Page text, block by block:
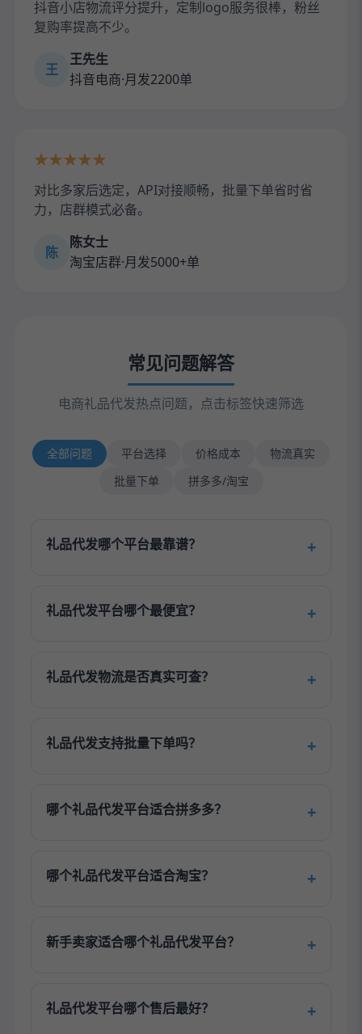
抖音小店物流评分提升，定制logo服务很棒，粉丝
复购率提高不少。
王
王先生
抖音电商·月发2200单
★★★★★
对比多家后选定，API对接顺畅，批量下单省时省
力，店群模式必备。
陈
陈女士
淘宝店群·月发5000+单
常见问题解答
电商礼品代发热点问题，点击标签快速筛选
全部问题 平台选择 价格成本
物流真实
批量下单
拼多多/淘宝
礼品代发哪个平台最靠谱？
礼品代发平台哪个最便宜？
礼品代发物流是否真实可查？
礼品代发支持批量下单吗？
哪个礼品代发平台适合拼多多？
哪个礼品代发平台适合淘宝？
新手卖家适合哪个礼品代发平台？
礼品代发平台哪个售后最好？